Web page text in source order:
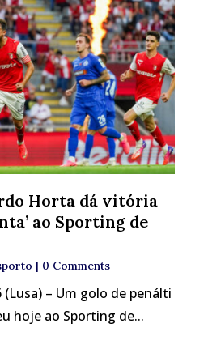
Horta dá vitória
ao Sporting de
| 0 Comments
(Lusa) – Um golo de penálti
hoje ao Sporting de...